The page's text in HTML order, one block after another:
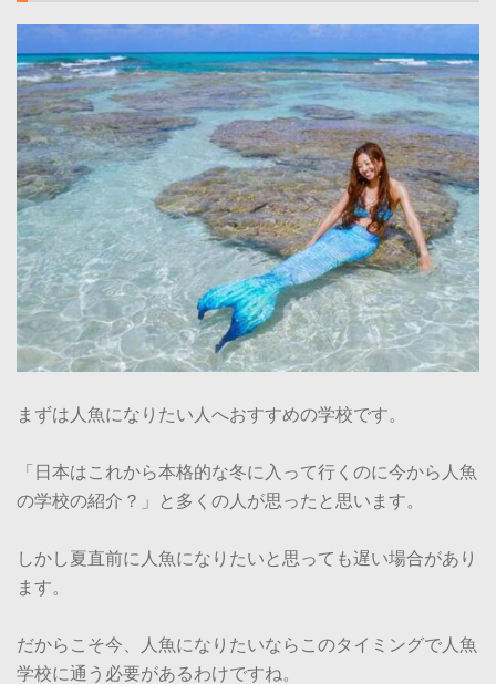
まずは人魚になりたい人へおすすめの学校です。
「日本はこれから本格的な冬に入って行くのに今から人魚
の学校の紹介？」と多くの人が思ったと思います。
しかし夏直前に人魚になりたいと思っても遅い場合があり
ます。
だからこそ今、人魚になりたいならこのタイミングで人魚
学校に通う必要があるわけですね。